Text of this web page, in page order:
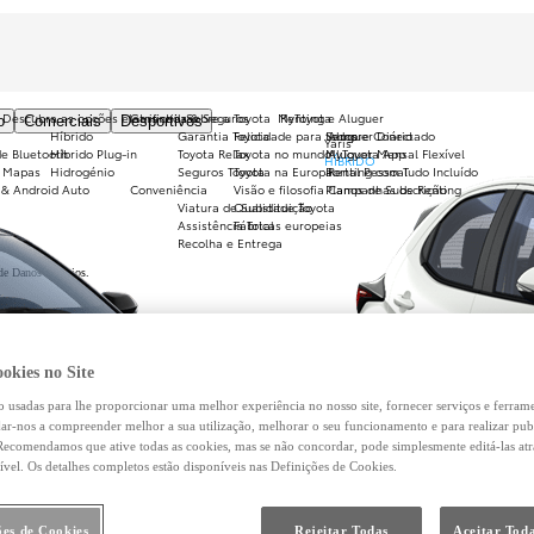
Comerciais
Desportivos
Yaris
HÍBRIDO
Descubra as opções eletrificadas
Híbrido
Híbrido Plug-in
Hidrogénio
Renting e Aluguer
Aluguer Diário
Aluguer Mensal Flexível
Renting com Tudo Incluído
Campanhas de Renting
Garantias & Seguros
Garantia Toyota
Toyota Relax
Seguros Toyota
Conveniência
Viatura de Substituição
Assistência Total
Recolha e Entrega
Sobre a Toyota
Felicidade para todos
Toyota no mundo
Toyota na Europa
Visão e filosofia
Qualidade Toyota
Fábricas europeias
Bluetooth
Android Auto
MyToyota
Sempre Conectado
MyToyota App
Portal Pessoal
Planos de Subscrição
Danos Próprios.
no Site
usadas para lhe proporcionar uma melhor experiência no nosso site, fornecer serviços e
nos a compreender melhor a sua utilização, melhorar o seu funcionamento e para realizar
que ative todas as cookies, mas se não concordar, pode simplesmente editá-las
Os detalhes completos estão disponíveis nas Definições de Cookies.
Rejeitar Todas Aceitar
de Cookies